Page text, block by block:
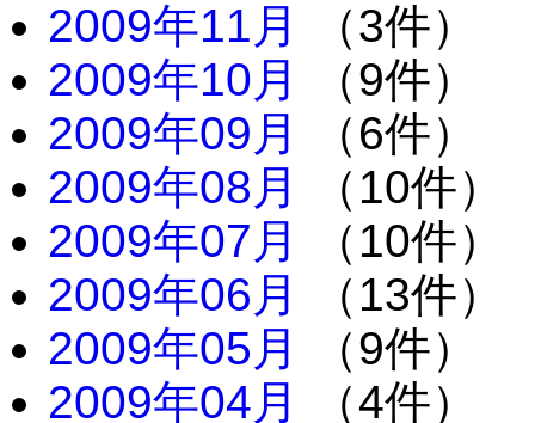
2009年11月
（3件）
2009年10月
（9件）
2009年09月
（6件）
2009年08月
（10件）
2009年07月
（10件）
2009年06月
（13件）
2009年05月
（9件）
2009年04月
（4件）